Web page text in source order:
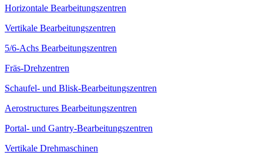
Horizontale Bearbeitungszentren
Vertikale Bearbeitungszentren
5/6-Achs Bearbeitungszentren
Fräs-Drehzentren
Schaufel- und Blisk-Bearbeitungszentren
Aerostructures Bearbeitungszentren
Portal- und Gantry-Bearbeitungszentren
Vertikale Drehmaschinen